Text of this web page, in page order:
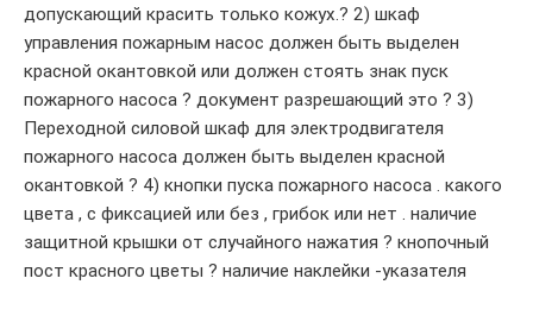
допускающий красить только кожух.? 2) шкаф
управления пожарным насос должен быть выделен
красной окантовкой или должен стоять знак пуск
пожарного насоса ? документ разрешающий это ? 3)
Переходной силовой шкаф для электродвигателя
пожарного насоса должен быть выделен красной
окантовкой ? 4) кнопки пуска пожарного насоса . какого
цвета , c фиксацией или без , грибок или нет . наличие
защитной крышки от случайного нажатия ? кнопочный
пост красного цветы ? наличие наклейки -указателя